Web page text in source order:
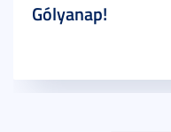
Gólyanap!